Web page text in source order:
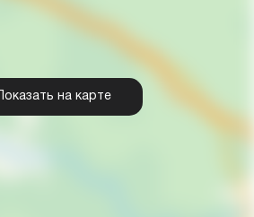
Показать на карте